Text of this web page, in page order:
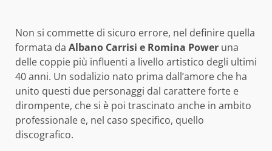
Non si commette di sicuro errore, nel definire quella
formata da Albano Carrisi e Romina Power una
delle coppie più influenti a livello artistico degli ultimi
40 anni. Un sodalizio nato prima dall’amore che ha
unito questi due personaggi dal carattere forte e
dirompente, che si è poi trascinato anche in ambito
professionale e, nel caso specifico, quello
discografico.